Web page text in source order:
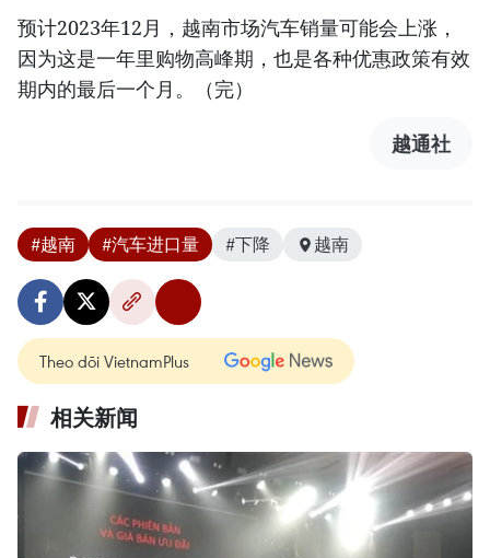
预计2023年12月，越南市场汽车销量可能会上涨，
因为这是一年里购物高峰期，也是各种优惠政策有效
期内的最后一个月。（完）
越通社
#越南 #汽车进口量 #下降 越南
Theo dõi VietnamPlus
相关新闻